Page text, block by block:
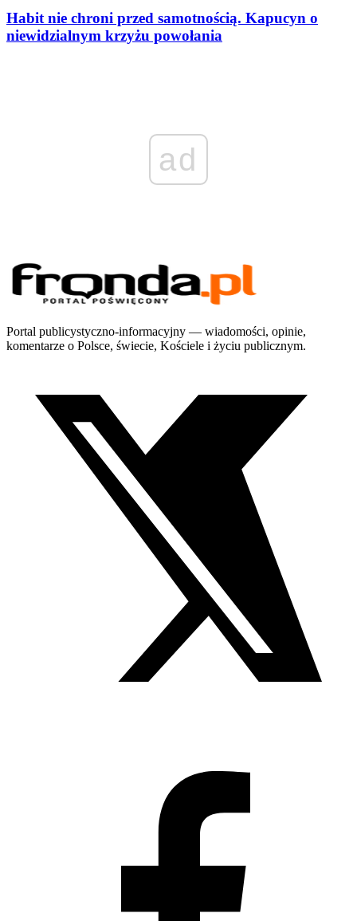
Habit nie chroni przed samotnością. Kapucyn o
niewidzialnym krzyżu powołania
ad
Portal publicystyczno-informacyjny — wiadomości, opinie,
komentarze o Polsce, świecie, Kościele i życiu publicznym.